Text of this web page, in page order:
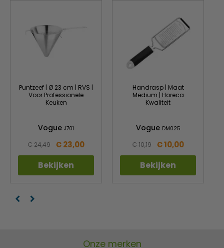
Puntzeef | Ø 23 cm | RVS |
Voor Professionele
Keuken
Vogue J701
€ 24,49 € 23,00
Bekijken
Handrasp | Maat
Medium | Horeca
Kwaliteit
Vogue DM025
€ 10,19 € 10,00
Bekijken
Onze merken